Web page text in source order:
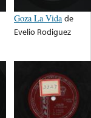
Goza La Vida de
Evelio Rodiguez